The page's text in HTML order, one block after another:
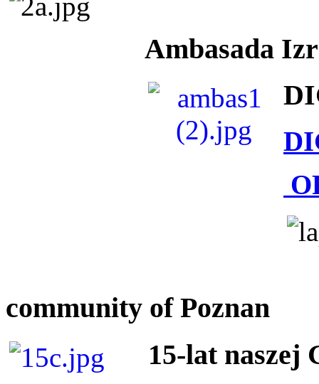
Ambasada
community of Poznan
15-lat naszej